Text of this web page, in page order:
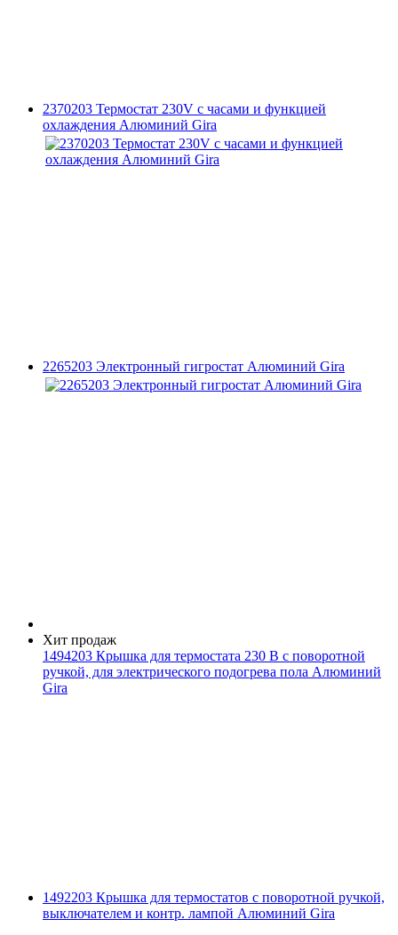
2370203 Термостат 230V с часами и функцией
охлаждения Алюминий Gira
2265203 Электронный гигростат Алюминий Gira
Хит продаж
1494203 Крышка для термостата 230 В с поворотной
ручкой, для электрического подогрева пола Алюминий
Gira
1492203 Крышка для термостатов с поворотной ручкой,
выключателем и контр. лампой Алюминий Gira